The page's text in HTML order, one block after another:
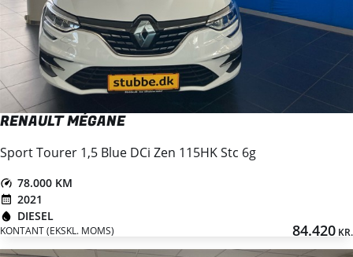
RENAULT MÉGANE
Sport Tourer 1,5 Blue DCi Zen 115HK Stc 6g
78.000 KM
2021
DIESEL
KONTANT (EKSKL. MOMS) 84.420 KR.